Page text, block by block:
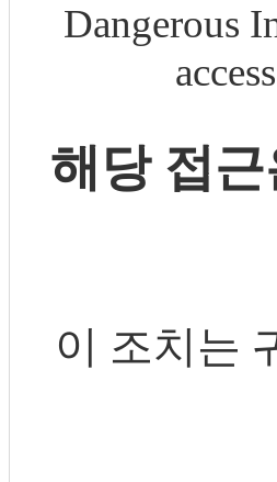
Dangerous
해당 접
이 조치는